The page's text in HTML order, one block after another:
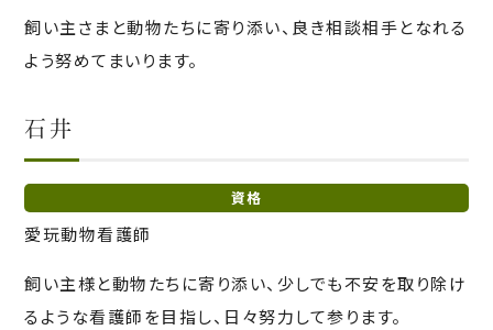
飼い主さまと動物たちに寄り添い、良き相談相手となれる
よう努めてまいります。
石井
資格
愛玩動物看護師
飼い主様と動物たちに寄り添い、少しでも不安を取り除け
るような看護師を目指し、日々努力して参ります。